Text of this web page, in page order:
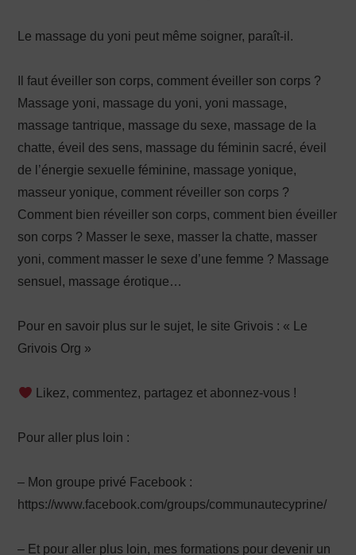
Le massage du yoni peut même soigner, paraît-il.
Il faut éveiller son corps, comment éveiller son corps ?
Massage yoni, massage du yoni, yoni massage,
massage tantrique, massage du sexe, massage de la
chatte, éveil des sens, massage du féminin sacré, éveil
de l’énergie sexuelle féminine, massage yonique,
masseur yonique, comment réveiller son corps ?
Comment bien réveiller son corps, comment bien éveiller
son corps ? Masser le sexe, masser la chatte, masser
yoni, comment masser le sexe d’une femme ? Massage
sensuel, massage érotique…
Pour en savoir plus sur le sujet, le site Grivois : « Le
Grivois Org »
Likez, commentez, partagez et abonnez-vous !
Pour aller plus loin :
– Mon groupe privé Facebook :
https://www.facebook.com/groups/communautecyprine/
– Et pour aller plus loin, mes formations pour devenir un